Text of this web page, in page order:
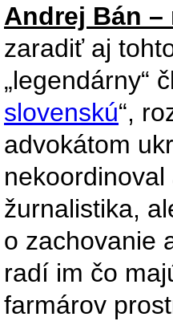
Andrej Bán –
zaradiť aj
„legendárny“
slovenskú“,
advokátom
žurnalistika,
o zachovanie
radí im čo
farmárov